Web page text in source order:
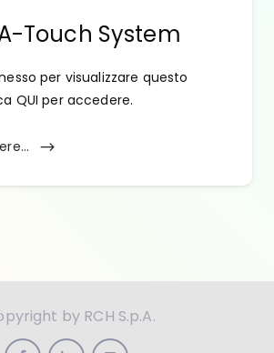
Touch System
per visualizzare questo
QUI per accedere.
by RCH S.p.A.